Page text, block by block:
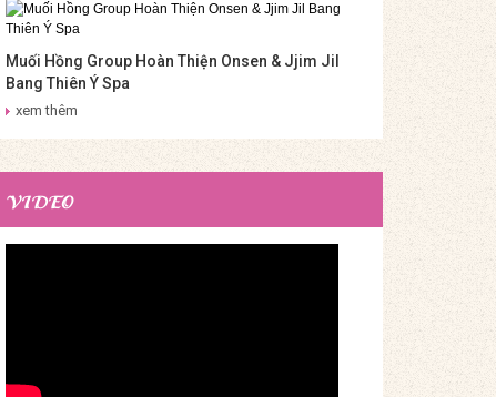
Muối Hồng Group Hoàn Thiện Onsen & Jjim Jil
Bang Thiên Ý Spa
xem thêm
VIDEO